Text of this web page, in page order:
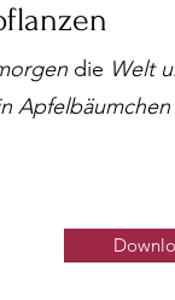
die Welt
Apfelbäumchen